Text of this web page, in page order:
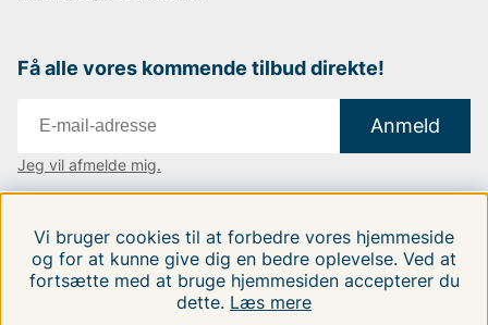
Få alle vores kommende tilbud direkte!
Anmeld
Jeg vil afmelde mig.
Følg os på vores sociale medier.
Vi bruger cookies til at forbedre vores hjemmeside
og for at kunne give dig en bedre oplevelse. Ved at
fortsætte med at bruge hjemmesiden accepterer du
dette. Læs mere